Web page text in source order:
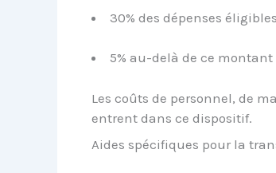
30% des dépenses
5% au-delà de ce montant
Les coûts de personnel, de
entrent dans ce dispositif.
Aides spécifiques pour la